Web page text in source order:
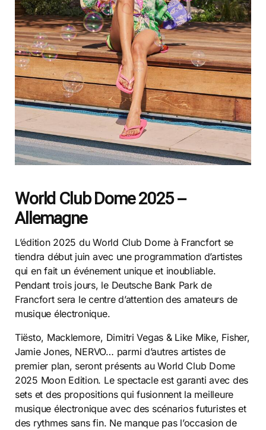
World Club Dome 2025 –
Allemagne
L’édition 2025 du World Club Dome à Francfort se
tiendra début juin avec une programmation d’artistes
qui en fait un événement unique et inoubliable.
Pendant trois jours, le Deutsche Bank Park de
Francfort sera le centre d’attention des amateurs de
musique électronique.
Tiësto, Macklemore, Dimitri Vegas & Like Mike, Fisher,
Jamie Jones, NERVO… parmi d’autres artistes de
premier plan, seront présents au World Club Dome
2025 Moon Edition. Le spectacle est garanti avec des
sets et des propositions qui fusionnent la meilleure
musique électronique avec des scénarios futuristes et
des rythmes sans fin. Ne manque pas l’occasion de